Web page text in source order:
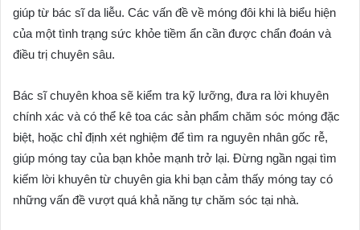
giúp từ bác sĩ da liễu. Các vấn đề về móng đôi khi là biểu hiện
của một tình trạng sức khỏe tiềm ẩn cần được chẩn đoán và
điều trị chuyên sâu.
Bác sĩ chuyên khoa sẽ kiểm tra kỹ lưỡng, đưa ra lời khuyên
chính xác và có thể kê toa các sản phẩm chăm sóc móng đặc
biệt, hoặc chỉ định xét nghiệm để tìm ra nguyên nhân gốc rễ,
giúp móng tay của bạn khỏe mạnh trở lại. Đừng ngần ngại tìm
kiếm lời khuyên từ chuyên gia khi bạn cảm thấy móng tay có
những vấn đề vượt quá khả năng tự chăm sóc tại nhà.